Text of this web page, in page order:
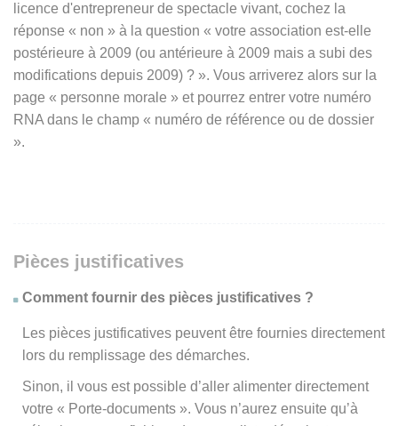
licence d'entrepreneur de spectacle vivant, cochez la
réponse « non » à la question « votre association est-elle
postérieure à 2009 (ou antérieure à 2009 mais a subi des
modifications depuis 2009) ? ». Vous arriverez alors sur la
page « personne morale » et pourrez entrer votre numéro
RNA dans le champ « numéro de référence ou de dossier
».
Pièces justificatives
Comment fournir des pièces justificatives ?
Les pièces justificatives peuvent être fournies directement
lors du remplissage des démarches.
Sinon, il vous est possible d’aller alimenter directement
votre « Porte-documents ». Vous n’aurez ensuite qu’à